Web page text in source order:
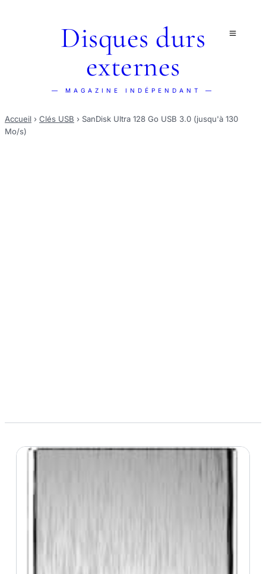
Disques durs
externes
— MAGAZINE INDÉPENDANT —
Accueil › Clés USB › SanDisk Ultra 128 Go USB 3.0 (jusqu'à 130
Mo/s)